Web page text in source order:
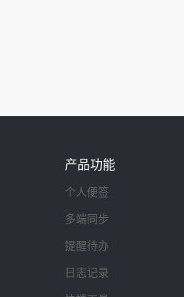
产品功能
个人便签
多端同步
提醒待办
日志记录